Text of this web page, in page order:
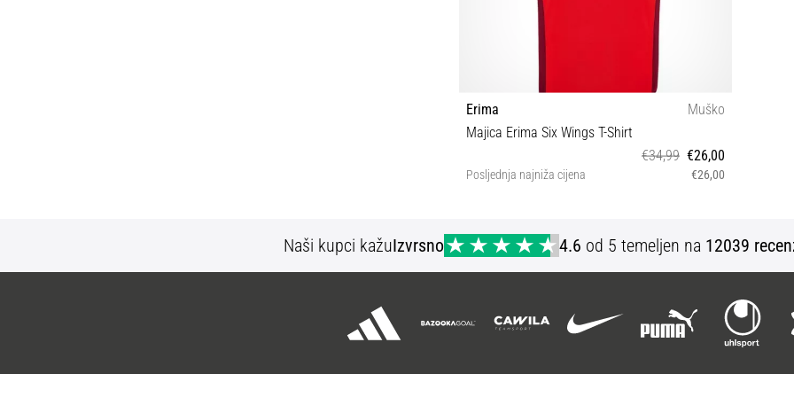
Erima
Muško
Majica Erima Six Wings T-Shirt
€34,99 €26,00
Posljednja najniža cijena €26,00
Naši kupci kažuIzvrsno 4.6 od 5 temeljen na 12039